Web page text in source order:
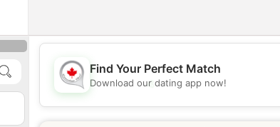
💖
Find Your Perfect Match
Download our dating app now!